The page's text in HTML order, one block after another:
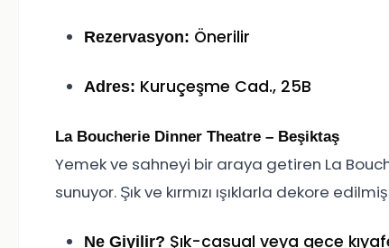
Rezervasyon: Önerilir
Adres: Kuruçeşme Cad., 25B
La Boucherie Dinner Theatre – Beşiktaş
Yemek ve sahneyi bir araya getiren La
sunuyor. Şık ve kırmızı ışıklarla dekore
Ne Giyilir? Şık-casual veya gece